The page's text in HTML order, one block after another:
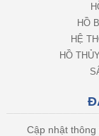
HỒ
HỆ
HỒ
Cập nhật